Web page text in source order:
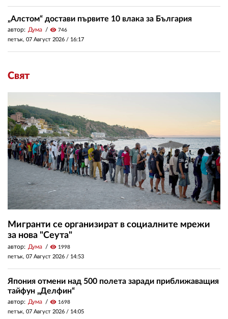
„Алстом“ достави първите 10 влака за България
автор: Дума visibility 746
петък, 07 Август 2026 / 16:17
Свят
Мигранти се организират в социалните мрежи
за нова "Сеута"
автор: Дума visibility 1998
петък, 07 Август 2026 / 14:53
Япония отмени над 500 полета заради приближаващия
тайфун „Делфин“
автор: Дума visibility 1698
петък, 07 Август 2026 / 14:05